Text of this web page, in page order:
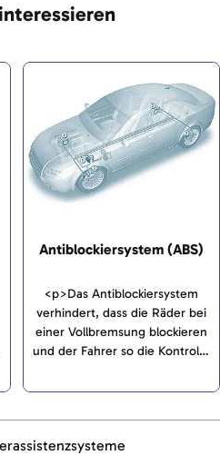
Antiblockiersystem (ABS)
<p>Das Antiblockiersystem
verhindert, dass die Räder bei
einer Vollbremsung blockieren
und der Fahrer so die Kontrolle
gelingt mit dem wiederholten